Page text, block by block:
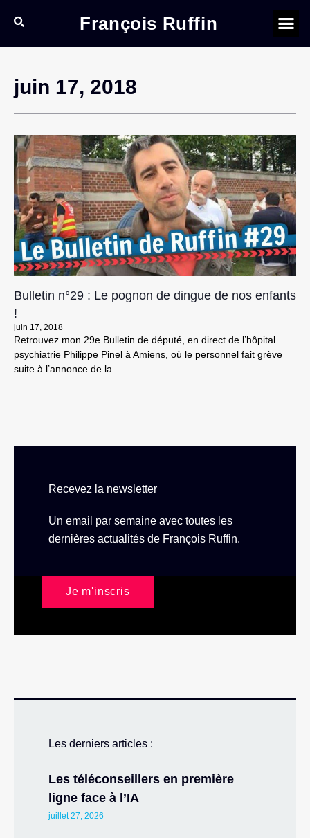
François Ruffin
juin 17, 2018
Bulletin n°29 : Le pognon de dingue de nos enfants
!
juin 17, 2018
Retrouvez mon 29e Bulletin de député, en direct de l’hôpital
psychiatrie Philippe Pinel à Amiens, où le personnel fait grève
suite à l’annonce de la
Recevez la newsletter
Un email par semaine avec toutes les
dernières actualités de François Ruffin.
Je m'inscris
Les derniers articles :
Les téléconseillers en première
ligne face à l’IA
juillet 27, 2026